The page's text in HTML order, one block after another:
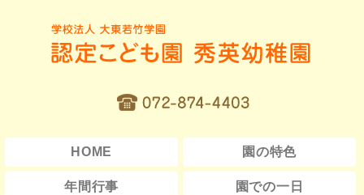
HOME 園の特色
年間行事 園での一日